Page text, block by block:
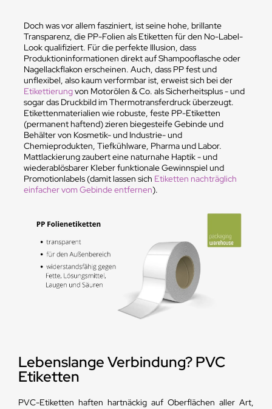
Doch was vor allem fasziniert, ist seine hohe, brillante
Transparenz, die PP-Folien als Etiketten für den No-Label-
Look qualifiziert. Für die perfekte Illusion, dass
Produktioninformationen direkt auf Shampooflasche oder
Nagellackflakon erscheinen. Auch, dass PP fest und
unflexibel, also kaum verformbar ist, erweist sich bei der
Etikettierungvon Motorölen & Co. als Sicherheitsplus - und
sogar das Druckbild im Thermotransferdruck überzeugt.
Etikettenmaterialien wie robuste, feste PP-Etiketten
(permanent haftend) zieren biegesteife Gebinde und
Behälter von Kosmetik- und Industrie- und
Chemieprodukten, Tiefkühlware, Pharma und Labor.
Mattlackierung zaubert eine naturnahe Haptik - und
wiederablösbarer Kleber funktionale Gewinnspiel und
Promotionlabels (damit lassen sich Etiketten nachträglich
einfacher vom Gebinde entfernen).
Lebenslange Verbindung? PVC
Etiketten
PVC-Etiketten haften hartnäckig auf Oberflächen aller Art,